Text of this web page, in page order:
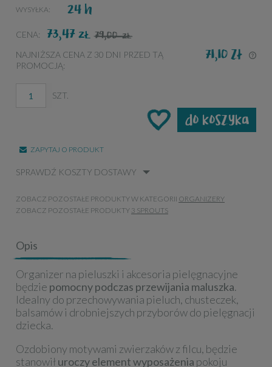
WYSYŁKA: 24 h
CENA: 73,47 ZŁ 79,00ZŁ
NAJNIŻSZA CENA Z 30 DNI PRZED TĄ
PROMOCJĄ:
71,10 zł
SZT.
do koszyka
ZAPYTAJ O PRODUKT
SPRAWDŹ KOSZTY DOSTAWY
ZOBACZ POZOSTAŁE PRODUKTY W KATEGORII ORGANIZERY
ZOBACZ POZOSTAŁE PRODUKTY 3 SPROUTS
Opis
Organizer na pieluszki i akcesoria pielęgnacyjne
będzie pomocny podczas przewijania maluszka.
Idealny do przechowywania pieluch, chusteczek,
balsamów i drobniejszych przyborów do pielęgnacji
dziecka.
Ozdobiony motywami zwierzaków z filcu, będzie
stanowił uroczy element wyposażenia pokoju